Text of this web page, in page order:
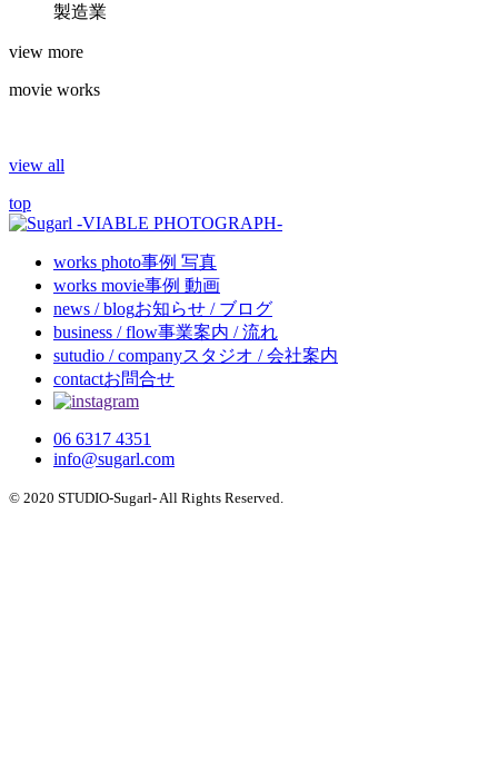
製造業
view more
movie works
view all
top
works photo事例 写真
works movie事例 動画
news / blogお知らせ / ブログ
business / flow事業案内 / 流れ
sutudio / companyスタジオ / 会社案内
contactお問合せ
06 6317 4351
info@sugarl.com
© 2020 STUDIO-Sugarl- All Rights Reserved.